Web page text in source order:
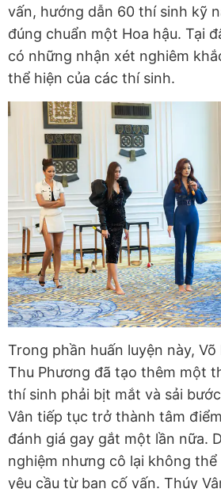
vấn, hướng dẫn 60 thí sinh kỹ
đúng chuẩn một Hoa hậu. Tại
có những nhận xét nghiêm
thể hiện của các thí sinh.
Trong phần huấn luyện này, Võ
Thu Phương đã tạo thêm một
thí sinh phải bịt mắt và sải
Vân tiếp tục trở thành tâm
đánh giá gay gắt một lần nữa.
nghiệm nhưng cô lại không
yêu cầu từ ban cố vấn. Thúy